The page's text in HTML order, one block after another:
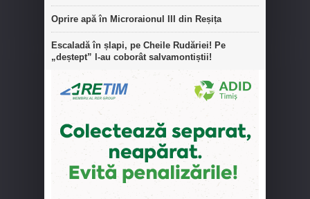
Oprire apă în Microraionul III din Reșița
Escaladă în șlapi, pe Cheile Rudăriei! Pe
„deștept” l-au coborât salvamontiștii!